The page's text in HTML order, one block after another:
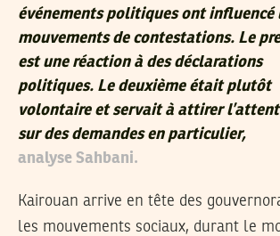
événements politiques ont influencé
mouvements de contestations. Le
est une réaction à des déclarations
politiques. Le deuxième était plutôt
volontaire et servait à attirer
sur des demandes en particulier,
analyse Sahbani.
Kairouan arrive en tête des
les mouvements sociaux, durant le